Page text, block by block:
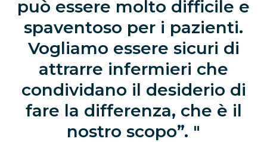
può essere molto difficile e
spaventoso per i pazienti.
Vogliamo essere sicuri di
attrarre infermieri che
condividano il desiderio di
fare la differenza, che è il
nostro scopo”.